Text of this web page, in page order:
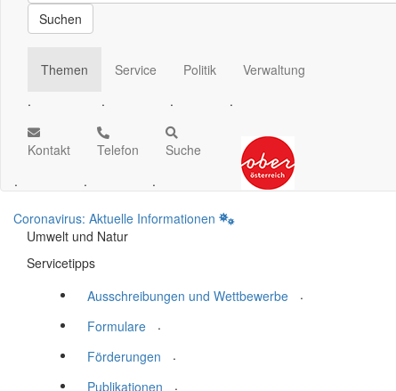
Suchen
Themen
.
Service
.
Politik
.
Verwaltung
.
Kontakt
.
Telefon
.
Suche
.
Coronavirus: Aktuelle Informationen
Umwelt und Natur
Servicetipps
Ausschreibungen und Wettbewerbe
.
Formulare
.
Förderungen
.
Publikationen
.